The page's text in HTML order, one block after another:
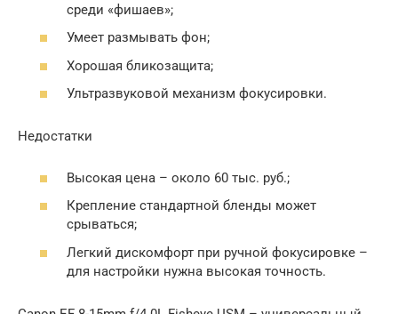
среди «фишаев»;
Умеет размывать фон;
Хорошая бликозащита;
Ультразвуковой механизм фокусировки.
Недостатки
Высокая цена – около 60 тыс. руб.;
Крепление стандартной бленды может
срываться;
Легкий дискомфорт при ручной фокусировке –
для настройки нужна высокая точность.